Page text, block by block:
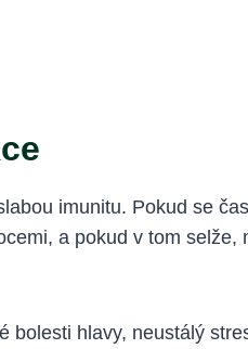
imunitu. Pokud se
a pokud v tom selže,
bolesti hlavy, neustálý